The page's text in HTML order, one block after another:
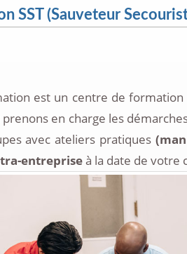
SST (Sauveteur
est un centre de
prenons en charge les
avec ateliers pratiques
entrepriseà la date de votre